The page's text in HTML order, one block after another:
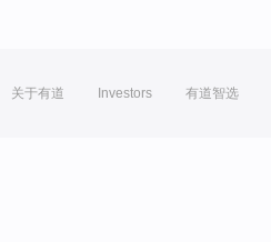
关于有道 Investors 有道智选